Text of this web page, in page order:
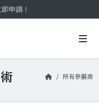
IHT，2026/10/20-22與您在
所有參展商